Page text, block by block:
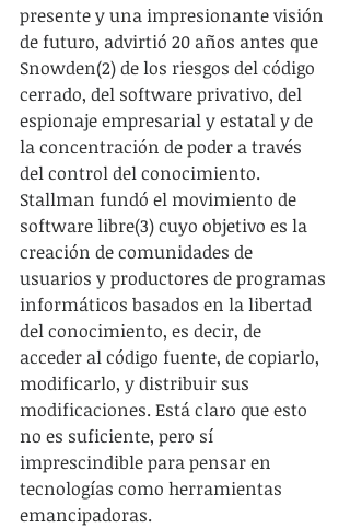
presente y una impresionante visión
de futuro, advirtió 20 años antes que
Snowden(2) de los riesgos del código
cerrado, del software privativo, del
espionaje empresarial y estatal y de
la concentración de poder a través
del control del conocimiento.
Stallman fundó el movimiento de
software libre(3) cuyo objetivo es la
creación de comunidades de
usuarios y productores de programas
informáticos basados en la libertad
del conocimiento, es decir, de
acceder al código fuente, de copiarlo,
modificarlo, y distribuir sus
modificaciones. Está claro que esto
no es suficiente, pero sí
imprescindible para pensar en
tecnologías como herramientas
emancipadoras.